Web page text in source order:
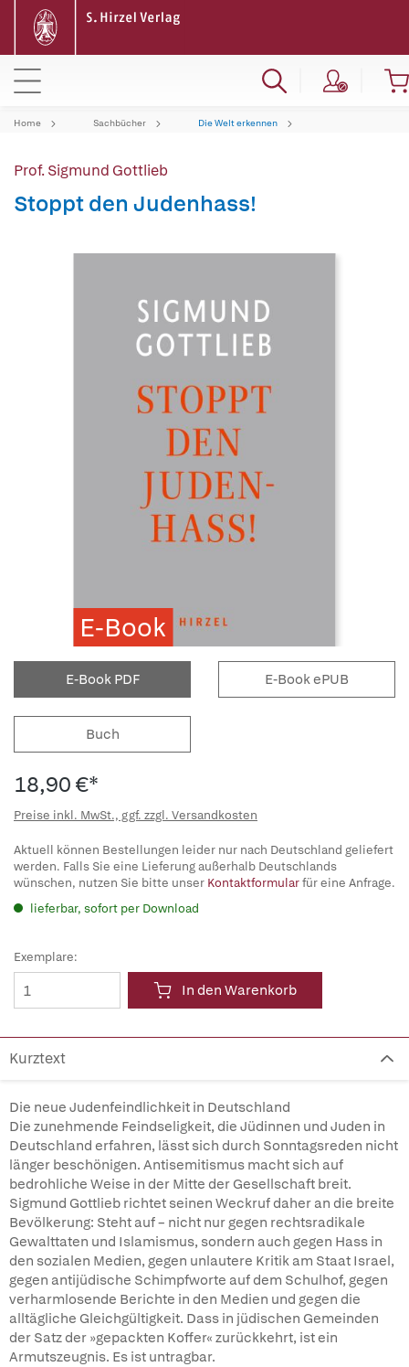
Home Sachbücher Die Welt erkennen
Prof. Sigmund Gottlieb
Stoppt den Judenhass!
E-Book
E-Book PDF E-Book ePUB
Buch
18,90 €*
Preise inkl. MwSt., ggf. zzgl. Versandkosten
Aktuell können Bestellungen leider nur nach Deutschland geliefert
werden. Falls Sie eine Lieferung außerhalb Deutschlands
wünschen, nutzen Sie bitte unser Kontaktformularfür eine Anfrage.
lieferbar, sofort per Download
Exemplare:
In den Warenkorb
Kurztext
Die neue Judenfeindlichkeit in Deutschland
Die zunehmende Feindseligkeit, die Jüdinnen und Juden in
Deutschland erfahren, lässt sich durch Sonntagsreden nicht
länger beschönigen. Antisemitismus macht sich auf
bedrohliche Weise in der Mitte der Gesellschaft breit.
Sigmund Gottlieb richtet seinen Weckruf daher an die breite
Bevölkerung: Steht auf – nicht nur gegen rechtsradikale
Gewalttaten und Islamismus, sondern auch gegen Hass in
den sozialen Medien, gegen unlautere Kritik am Staat Israel,
gegen antijüdische Schimpfworte auf dem Schulhof, gegen
verharmlosende Berichte in den Medien und gegen die
alltägliche Gleichgültigkeit. Dass in jüdischen Gemeinden
der Satz der »gepackten Koffer« zurückkehrt, ist ein
Armutszeugnis. Es ist untragbar.